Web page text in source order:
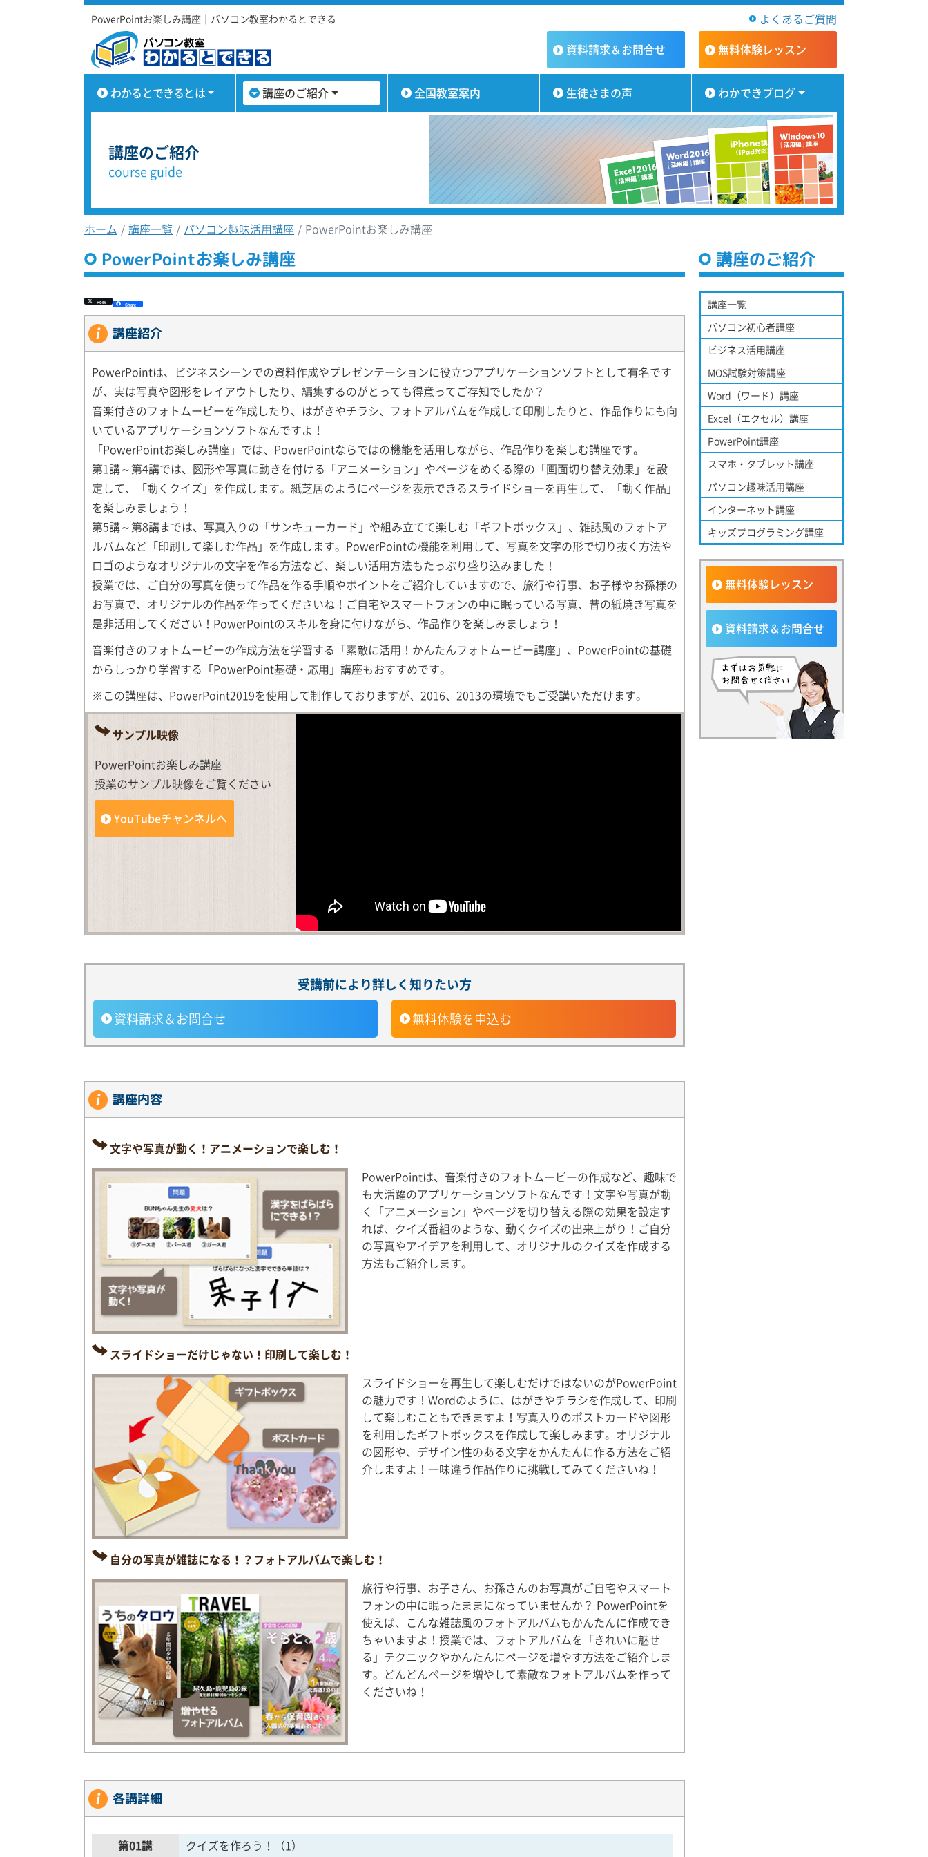
PowerPointお楽しみ講座｜パソコン教室わかるとできる
よくあるご質問
資料請求＆お問合せ 無料体験レッスン
わかるとできるとは 講座のご紹介 全国教室案内 生徒さまの声 わかできブログ
講座のご紹介
course guide
ホーム 講座一覧 パソコン趣味活用講座 PowerPointお楽しみ講座
PowerPointお楽しみ講座
Post Share
講座紹介
PowerPointは、ビジネスシーンでの資料作成やプレゼンテーションに役立つアプリケーションソフトとして有名です
が、実は写真や図形をレイアウトしたり、編集するのがとっても得意ってご存知でしたか？
音楽付きのフォトムービーを作成したり、はがきやチラシ、フォトアルバムを作成して印刷したりと、作品作りにも向
いているアプリケーションソフトなんですよ！
「PowerPointお楽しみ講座」では、PowerPointならではの機能を活用しながら、作品作りを楽しむ講座です。
第1講～第4講では、図形や写真に動きを付ける「アニメーション」やページをめくる際の「画面切り替え効果」を設
定して、「動くクイズ」を作成します。紙芝居のようにページを表示できるスライドショーを再生して、「動く作品」
を楽しみましょう！
第5講～第8講までは、写真入りの「サンキューカード」や組み立てて楽しむ「ギフトボックス」、雑誌風のフォトア
ルバムなど「印刷して楽しむ作品」を作成します。PowerPointの機能を利用して、写真を文字の形で切り抜く方法や
ロゴのようなオリジナルの文字を作る方法など、楽しい活用方法もたっぷり盛り込みました！
授業では、ご自分の写真を使って作品を作る手順やポイントをご紹介していますので、旅行や行事、お子様やお孫様の
お写真で、オリジナルの作品を作ってくださいね！ご自宅やスマートフォンの中に眠っている写真、昔の紙焼き写真を
是非活用してください！PowerPointのスキルを身に付けながら、作品作りを楽しみましょう！
音楽付きのフォトムービーの作成方法を学習する「素敵に活用！かんたんフォトムービー講座」、PowerPointの基礎
からしっかり学習する「PowerPoint基礎・応用」講座もおすすめです。
※この講座は、PowerPoint2019を使用して制作しておりますが、2016、2013の環境でもご受講いただけます。
サンプル映像
PowerPointお楽しみ講座
授業のサンプル映像をご覧ください
YouTubeチャンネルへ
受講前により詳しく知りたい方
資料請求＆お問合せ 無料体験を申込む
講座内容
文字や写真が動く！アニメーションで楽しむ！
PowerPointは、音楽付きのフォトムービーの作成など、趣味で
も大活躍のアプリケーションソフトなんです！文字や写真が動
く「アニメーション」やページを切り替える際の効果を設定す
れば、クイズ番組のような、動くクイズの出来上がり！ご自分
の写真やアイデアを利用して、オリジナルのクイズを作成する
方法もご紹介します。
スライドショーだけじゃない！印刷して楽しむ！
スライドショーを再生して楽しむだけではないのがPowerPoint
の魅力です！Wordのように、はがきやチラシを作成して、印刷
して楽しむこともできますよ！写真入りのポストカードや図形
を利用したギフトボックスを作成して楽しみます。オリジナル
の図形や、デザイン性のある文字をかんたんに作る方法をご紹
介しますよ！一味違う作品作りに挑戦してみてくださいね！
自分の写真が雑誌になる！？フォトアルバムで楽しむ！
旅行や行事、お子さん、お孫さんのお写真がご自宅やスマート
フォンの中に眠ったままになっていませんか？ PowerPointを
使えば、こんな雑誌風のフォトアルバムもかんたんに作成でき
ちゃいますよ！授業では、フォトアルバムを「きれいに魅せ
る」テクニックやかんたんにページを増やす方法をご紹介しま
す。どんどんページを増やして素敵なフォトアルバムを作って
くださいね！
各講詳細
第01講
クイズを作ろう！（1）
講座のご紹介
講座一覧
パソコン初心者講座
ビジネス活用講座
MOS試験対策講座
Word（ワード）講座
Excel（エクセル）講座
PowerPoint講座
スマホ・タブレット講座
パソコン趣味活用講座
インターネット講座
キッズプログラミング講座
無料体験レッスン
資料請求＆お問合せ